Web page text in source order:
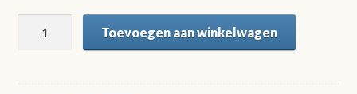
5
Toevoegen aan winkelwagen